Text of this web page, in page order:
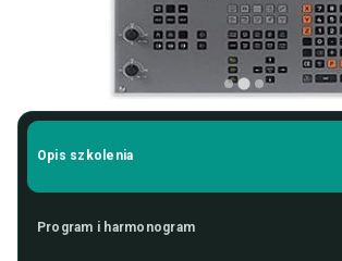
Opis szkolenia
Program i harmonogram